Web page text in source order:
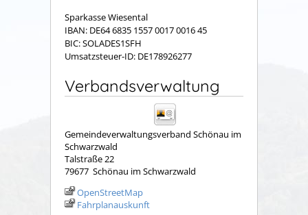
Sparkasse Wiesental
IBAN: DE64 6835 1557 0017 0016 45
BIC: SOLADES1SFH
Umsatzsteuer-ID: DE178926277
Verbandsverwaltung
Gemeindeverwaltungsverband Schönau im
Schwarzwald
Talstraße 22
79677 Schönau im Schwarzwald
OpenStreetMap
Fahrplanauskunft